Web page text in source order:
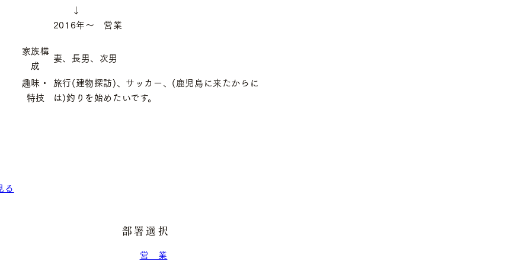
↓
2016年～ 営業
家族構
成
妻、長男、次男
趣味・
特技
旅行(建物探訪)、サッカー、(鹿児島に来たからに
は)釣りを始めたいです。
る
部署選択
営 業